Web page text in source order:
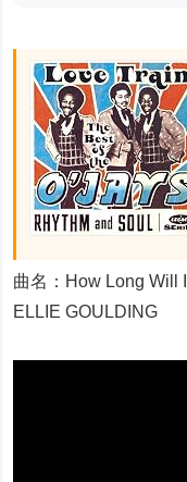
曲名：How Long Will
ELLIE GOULDING